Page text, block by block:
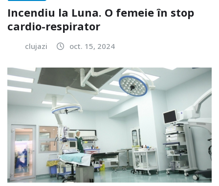
Incendiu la Luna. O femeie în stop
cardio-respirator
clujazi oct. 15, 2024